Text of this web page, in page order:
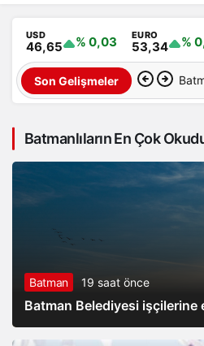
USD
46,65 % 0,03 EURO
53,34 %
Son Gelişmeler
Batmanlıların En Çok
Batman 19 saat önce
Batman Belediyesi işçilerine